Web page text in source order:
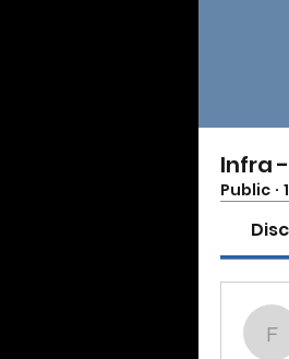
Infra
Public ·